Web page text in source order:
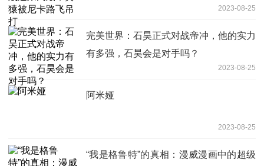
2023-08-25
完美世界：石昊正式对战帝冲，他的实力
有多强，石昊会是对手吗？
2023-08-25
阿米娅
2023-08-25
“我是格鲁特”的真相：漫威漫画中的超级